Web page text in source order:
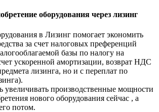
оборудования через лизинг
в Лизинг помогает экономить
за счет налоговых преференций
базы по налогу на
ускоренной амортизации, возврат НДС
лизинга, но и с переплат по
увеличивать производственные мощности
нового оборудования сейчас , а
потом.